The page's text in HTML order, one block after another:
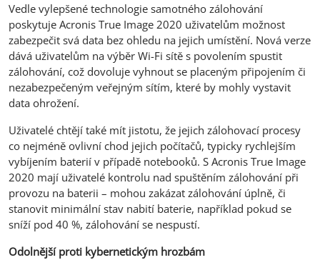
Vedle vylepšené technologie samotného zálohování
poskytuje Acronis True Image 2020 uživatelům možnost
zabezpečit svá data bez ohledu na jejich umístění. Nová verze
dává uživatelům na výběr Wi-Fi sítě s povolením spustit
zálohování, což dovoluje vyhnout se placeným připojením či
nezabezpečeným veřejným sítím, které by mohly vystavit
data ohrožení.
Uživatelé chtějí také mít jistotu, že jejich zálohovací procesy
co nejméně ovlivní chod jejich počítačů, typicky rychlejším
vybíjením baterií v případě notebooků. S Acronis True Image
2020 mají uživatelé kontrolu nad spuštěním zálohování při
provozu na baterii – mohou zakázat zálohování úplně, či
stanovit minimální stav nabití baterie, například pokud se
sníží pod 40 %, zálohování se nespustí.
Odolnější proti kybernetickým hrozbám